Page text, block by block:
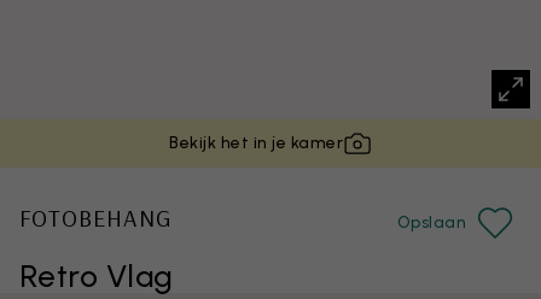
Bekijk het in je kamer
Retro Vlag
FOTOBEHANG Opslaan